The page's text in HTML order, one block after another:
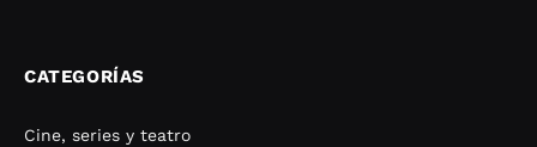
CATEGORÍAS
Cine, series y teatro